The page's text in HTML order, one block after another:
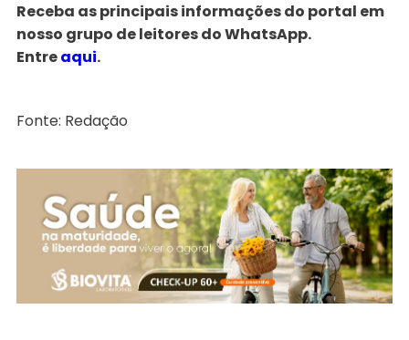
Receba as principais informações do portal em
nosso grupo de leitores do WhatsApp.
Entreaqui.
Fonte: Redação